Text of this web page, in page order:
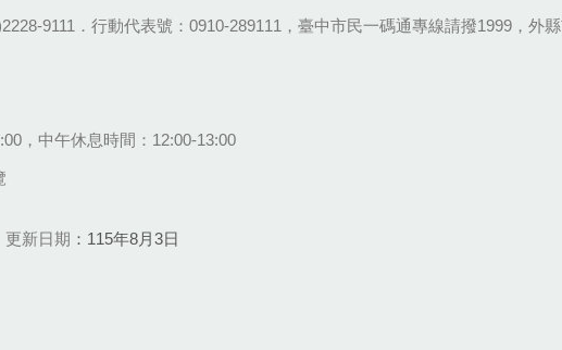
9111．行動代表號：0910-289111，臺中市民一碼通專線請撥1999，外
，中午休息時間：12:00-13:00
更新日期 115年8月3日